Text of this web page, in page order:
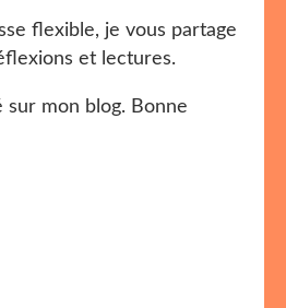
flexible, je vous partage
et lectures.
sur mon blog. Bonne